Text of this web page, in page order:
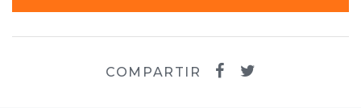
COMPARTIR